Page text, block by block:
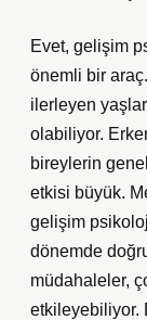
Evet, gelişim
önemli bir
ilerleyen
olabiliyor.
bireylerin
etkisi büyük.
gelişim
dönemde
müdahaleler,
etkileyebiliyor.